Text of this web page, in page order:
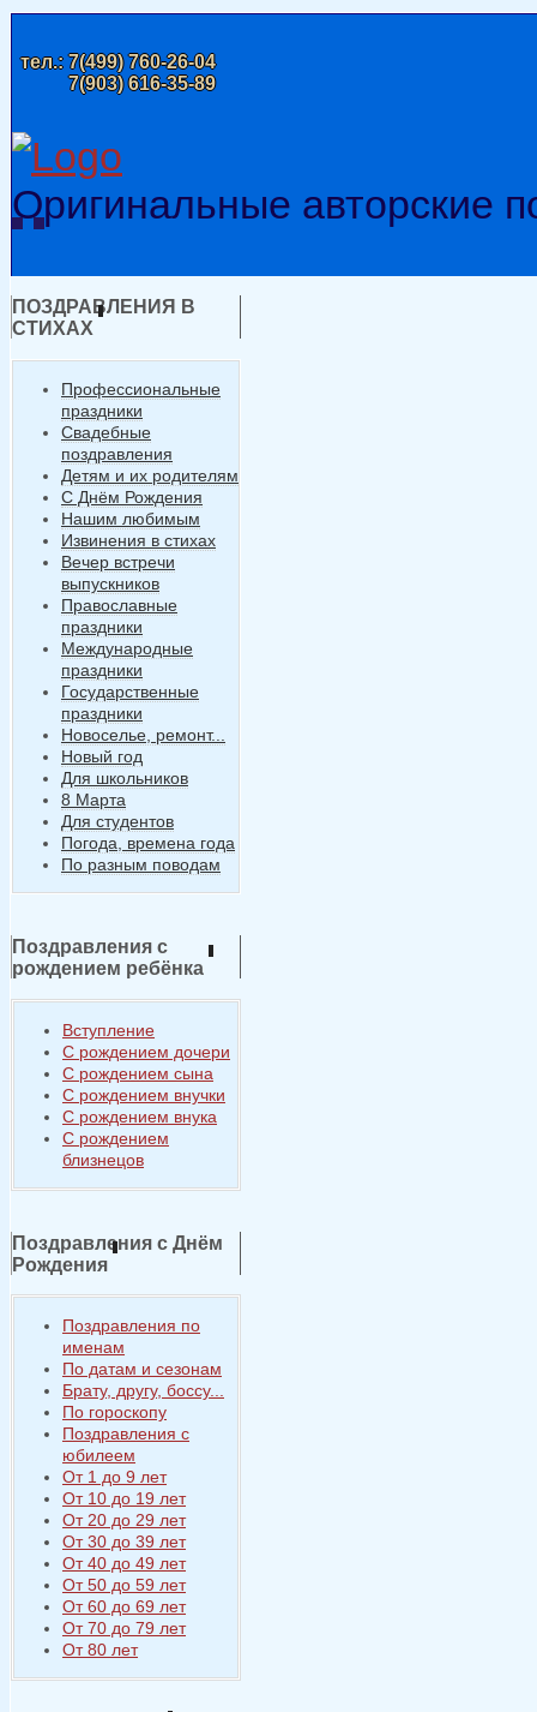
тел.:7(499) 760-26-04
7(903) 616-35-89
Оригинальные авторские
ПОЗДРАВЛЕНИЯ В
СТИХАХ
Профессиональные
праздники
Свадебные
поздравления
Детям и их родителям
С Днём Рождения
Нашим любимым
Извинения в стихах
Вечер встречи
выпускников
Православные
праздники
Международные
праздники
Государственные
праздники
Новоселье, ремонт...
Новый год
Для школьников
8 Марта
Для студентов
Погода, времена года
По разным поводам
Поздравления с
рождением ребёнка
Вступление
С рождением дочери
С рождением сына
С рождением внучки
С рождением внука
С рождением
близнецов
Поздравления с Днём
Рождения
Поздравления по
именам
По датам и сезонам
Брату, другу, боссу...
По гороскопу
Поздравления с
юбилеем
От 1 до 9 лет
От 10 до 19 лет
От 20 до 29 лет
От 30 до 39 лет
От 40 до 49 лет
От 50 до 59 лет
От 60 до 69 лет
От 70 до 79 лет
От 80 лет